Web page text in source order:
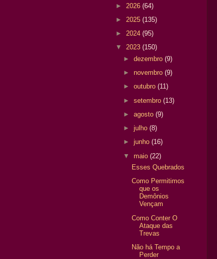
► 2026 (64)
► 2025 (135)
► 2024 (95)
▼ 2023 (150)
►dezembro(9)
► novembro(9)
►outubro(11)
►setembro(13)
►agosto(9)
►julho(8)
►junho(16)
▼ maio(22)
Esses Quebrados
Como Permitimos
que os
Demônios
Vençam
Como Conter O
Ataque das
Trevas
Não há Tempo a
Perder